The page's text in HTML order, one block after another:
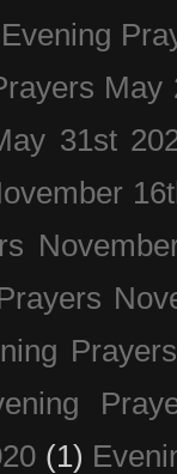
Evening
May
31st
(1)